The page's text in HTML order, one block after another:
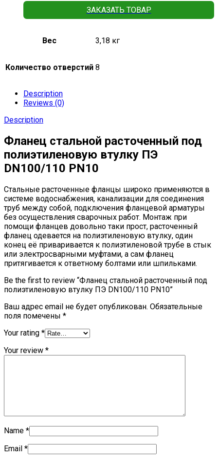
ЗАКАЗАТЬ ТОВАР
Вес 3,18 кг
Количество отверстий 8
Description
Reviews (0)
Description
Фланец стальной расточенный под
полиэтиленовую втулку ПЭ
DN100/110 PN10
Стальные расточенные фланцы широко применяются в
системе водоснабжения, канализации для соединения
труб между собой, подключения фланцевой арматуры
без осуществления сварочных работ. Монтаж при
помощи фланцев довольно таки прост, расточенный
фланец одевается на полиэтиленовую втулку, один
конец её приваривается к полиэтиленовой трубе в стык
или электросварными муфтами, а сам фланец
притягивается к ответному болтами или шпильками.
Be the first to review “Фланец стальной расточенный под
полиэтиленовую втулку ПЭ DN100/110 PN10”
Ваш адрес email не будет опубликован. Обязательные
поля помечены *
Your rating *
Your review *
Name *
Email *